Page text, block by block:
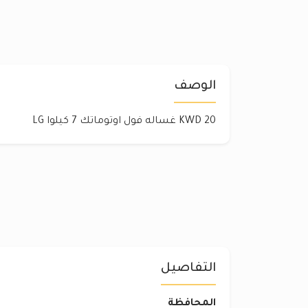
الوصف
20 KWD غساله فول اوتوماتك 7 كيلوا LG
التفاصيل
المحافظة